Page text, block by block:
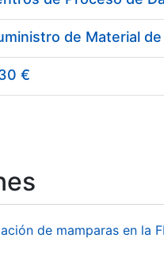
€
de mamparas en la